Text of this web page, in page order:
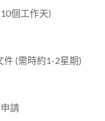
個工作天)
(需時約1-2星期)
請